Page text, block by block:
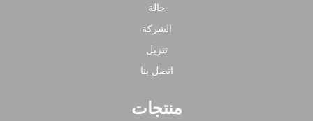
حالة
الشركة
تنزيل
اتصل بنا
منتجات